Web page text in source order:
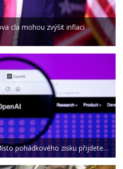
cla mohou zvýšit inflaci
pohádkového zisku přijdete…